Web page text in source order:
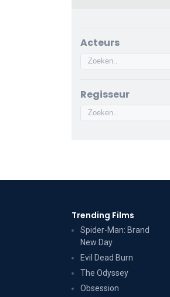
Acteurs
Regisseur
Trending Films
Spider-Man: Brand
New Day
Evil Dead Burn
The Odyssey
Obsession